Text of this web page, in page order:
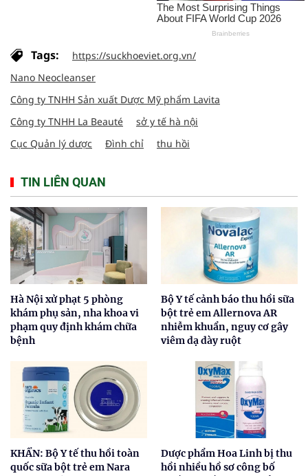
Tags:
https://suckhoeviet.org.vn/
Nano Neocleanser
Công ty TNHH Sản xuất Dược Mỹ phẩm Lavita
Công ty TNHH La Beauté
sở y tế hà nội
Cục Quản lý dược
Đình chỉ thu hồi
TIN LIÊN QUAN
Hà Nội xử phạt 5 phòng
khám phụ sản, nha khoa vi
phạm quy định khám chữa
bệnh
Bộ Y tế cảnh báo thu hồi sữa
bột trẻ em Allernova AR
nhiễm khuẩn, nguy cơ gây
viêm dạ dày ruột
KHẨN: Bộ Y tế thu hồi toàn
quốc sữa bột trẻ em Nara
Dược phẩm Hoa Linh bị thu
hồi nhiều hồ sơ công bố